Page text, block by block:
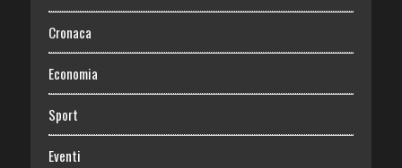
Cronaca
Economia
Sport
Eventi